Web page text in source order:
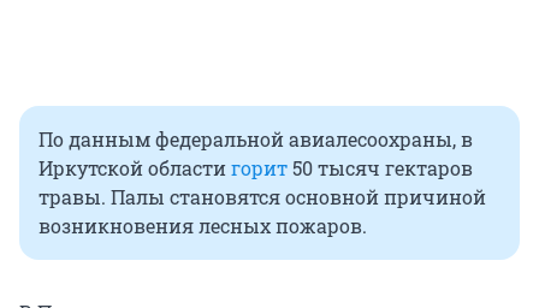
По данным федеральной авиалесоохраны, в
Иркутской областигорит50 тысяч гектаров
травы. Палы становятся основной причиной
возникновения лесных пожаров.